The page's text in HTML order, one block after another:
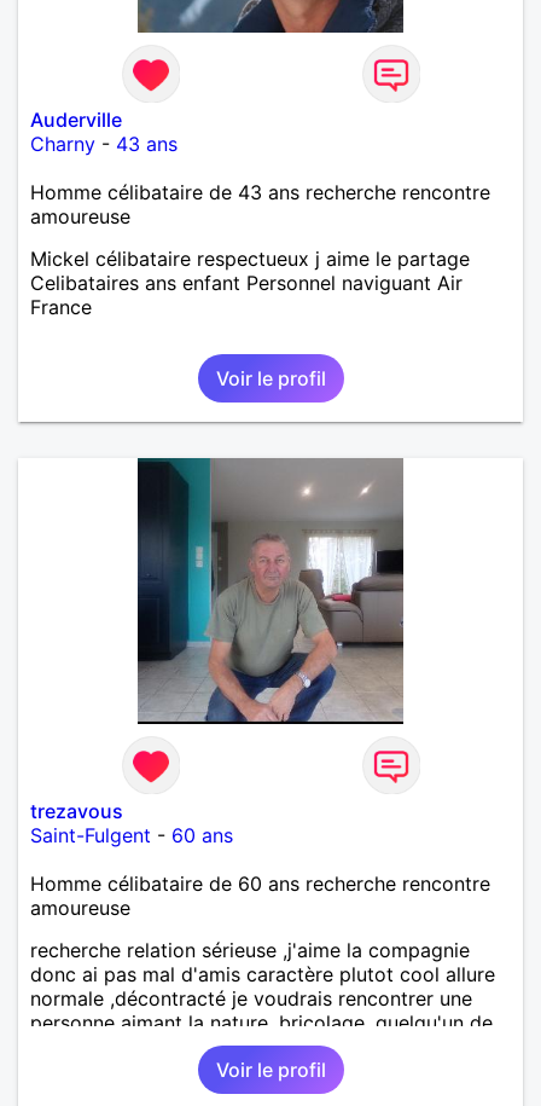
Auderville
Charny - 43 ans
Homme célibataire de 43 ans recherche rencontre
amoureuse
Mickel célibataire respectueux j aime le partage
Celibataires ans enfant Personnel naviguant Air
France
Voir le profil
trezavous
Saint-Fulgent - 60 ans
Homme célibataire de 60 ans recherche rencontre
amoureuse
recherche relation sérieuse ,j'aime la compagnie
donc ai pas mal d'amis caractère plutot cool allure
normale ,décontracté je voudrais rencontrer une
personne aimant la nature ,bricolage ,quelqu'un de
simple et naturel à vos claviers mesdames
Voir le profil